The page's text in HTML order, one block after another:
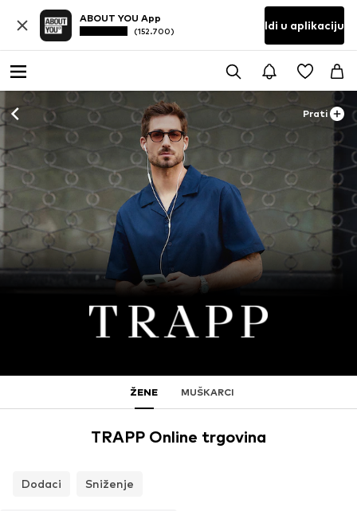
ABOUT YOU App
(152.700) Idi u aplikaciju
Prati
ŽENE MUŠKARCI
TRAPP Online trgovina
Dodaci Sniženje